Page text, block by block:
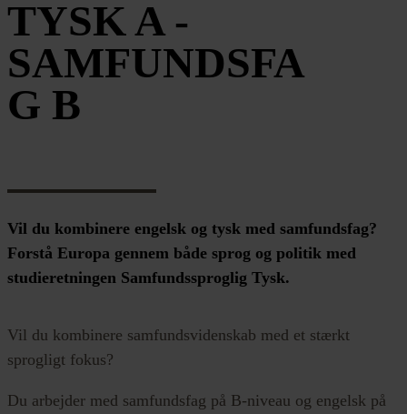
TYSK A -
SAMFUNDSFA
G B
Vil du kombinere engelsk og tysk med samfundsfag?
Forstå Europa gennem både sprog og politik med
studieretningen Samfundssproglig Tysk.
Vil du kombinere samfundsvidenskab med et stærkt
sprogligt fokus?
Du arbejder med samfundsfag på B-niveau og engelsk på